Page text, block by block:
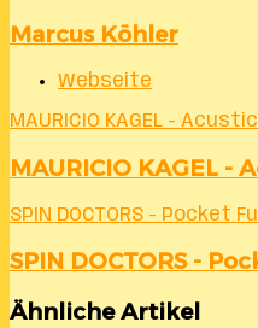
Marcus Köhler
Webseite
MAURICIO KAGEL -
MAURICIO KAGEL -
SPIN DOCTORS - Pocket
SPIN DOCTORS -
Ähnliche Artikel